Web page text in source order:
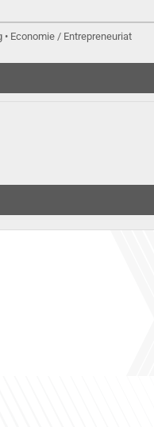
• Economie / Entrepreneuriat